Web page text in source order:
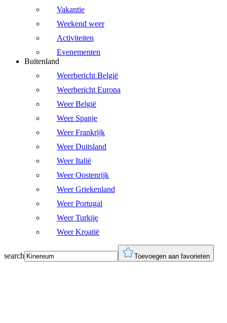
Vakantie
Weekend weer
Activiteiten
Evenementen
Buitenland
Weerbericht België
Weerbericht Europa
Weer België
Weer Spanje
Weer Frankrijk
Weer Duitsland
Weer Italië
Weer Oostenrijk
Weer Griekenland
Weer Portugal
Weer Turkije
Weer Kroatië
search Toevoegen aan favorieten